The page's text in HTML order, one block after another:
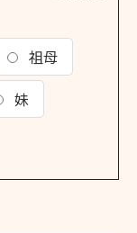
祖母
妹